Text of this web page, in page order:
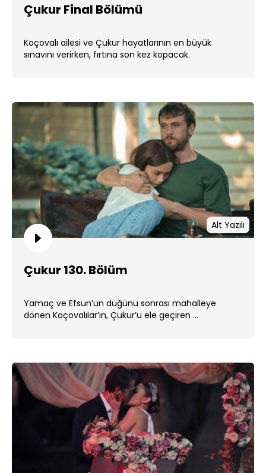
Çukur Final Bölümü
Koçovalı ailesi ve Çukur hayatlarının en büyük
sınavını verirken, fırtına son kez kopacak.
Alt Yazılı
Çukur 130. Bölüm
Yamaç ve Efsun’un düğünü sonrası mahalleye
dönen Koçovalılar’ın, Çukur’u ele geçiren ...